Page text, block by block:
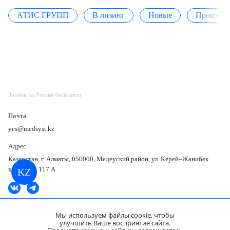
KZ
АТИС ГРУПП В лизинг Новые
Звонок по России бесплатно
Почта
yes@medsyst.kz
Адрес
Казахстан, г. Алматы, 050000, Медеуский район, ул. Керей–Жанибек
хандар, д. 117 А
Мы используем файлы cookie, чтобы
улучшить Ваше восприятие сайта.